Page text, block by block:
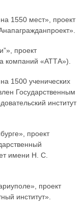
1550 мест», проект
проект
компаний «АТТА»).
1500 ученических
Государственным
институт
проект
имени Н. С.
проект
институт».